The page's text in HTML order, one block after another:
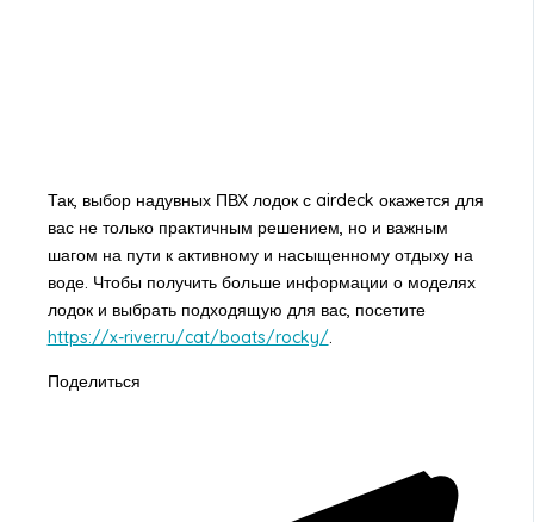
Так, выбор надувных ПВХ лодок с airdeck окажется для
вас не только практичным решением, но и важным
шагом на пути к активному и насыщенному отдыху на
воде. Чтобы получить больше информации о моделях
лодок и выбрать подходящую для вас, посетите
https://x-river.ru/cat/boats/rocky/.
Поделиться